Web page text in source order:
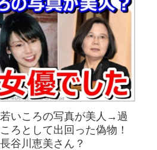
いころの写真が美人→過
ろとして出回った偽物！
谷川恵美さん？